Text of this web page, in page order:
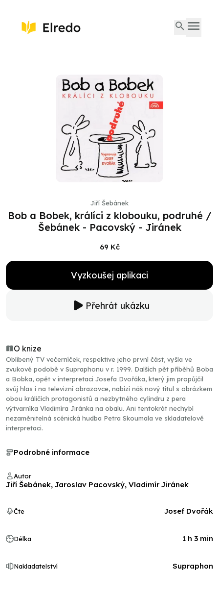
Jiří Šebánek
Bob a Bobek, králíci z klobouku, podruhé /
Šebánek - Pacovský - Jiránek
69 Kč
Vyzkoušej aplikaci
Přehrát ukázku
O knize
Oblíbený TV večerníček, respektive jeho první část, vyšla ve
zvukové podobě v Supraphonu v r. 1999. Dalších pět příběhů Boba
a Bobka, opět v interpretaci Josefa Dvořáka, který jim propůjčil
svůj hlas i na televizní obrazovce, nabízí náš nový titul s obrázkem
obou králičích protagonistů a nezbytného cylindru z pera
výtvarníka Vladimíra Jiránka na obalu. Ani tentokrát nechybí
nezaměnitelná scénická hudba Petra Skoumala ve skladatelově
interpretaci.
Podrobné informace
Autor
Jiří Šebánek, Jaroslav Pacovský, Vladimír Jiránek
Čte Josef Dvořák
Délka 1 h 3 min
Nakladatelství Supraphon